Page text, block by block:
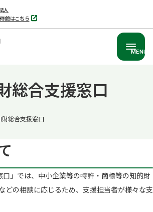
人
館はこちら
別
タ
MENU
総合支援窓口
財総合支援窓口
口」では、​中小企業等の​特許・商標等の​知的財
どの​相談に​応じる​ため、​支援担当者が​様々な​支